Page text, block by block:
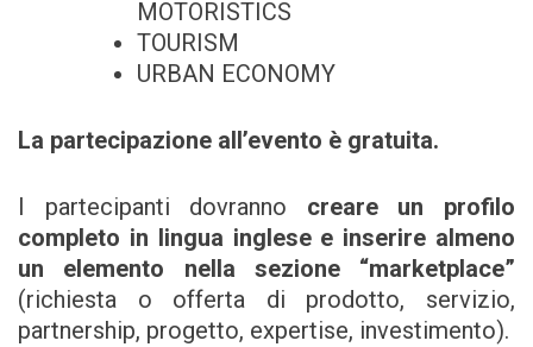
MOTORISTICS
TOURISM
URBAN ECONOMY
La partecipazione all’evento è gratuita.
I partecipanti dovranno creare un profilo
completo in lingua inglese e inserire almeno
un elemento nella sezione “marketplace”
(richiesta o offerta di prodotto, servizio,
partnership, progetto, expertise, investimento).